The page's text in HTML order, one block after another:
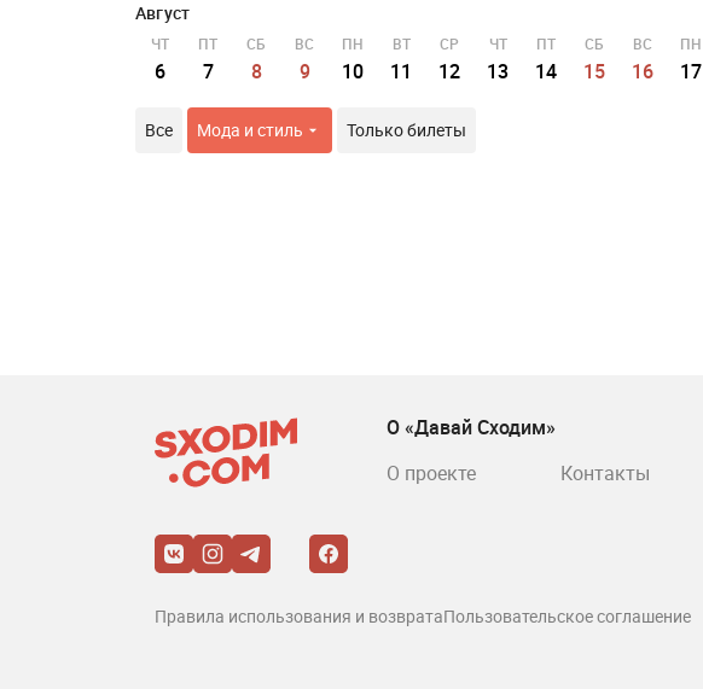
Август
ЧТ
6
ПТ
7
СБ
8
ВС
9
ПН
10
ВТ
11
СР
12
ЧТ
13
ПТ
14
СБ
15
ВС
16
ПН
17
Все Мода и стиль Только билеты
О «Давай Сходим»
О проекте
Контакты
Правила использования и возвратаПользовательское соглашение